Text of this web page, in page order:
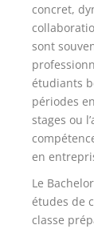
concret,
sont
étudiants
périodes
stages ou
en
Le
études de
classe